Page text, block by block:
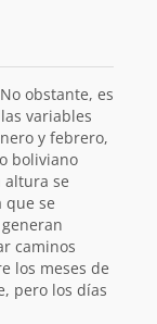
obstante, es
variables
y febrero,
boliviano
altura se
que se
caminos
los meses de
pero los días